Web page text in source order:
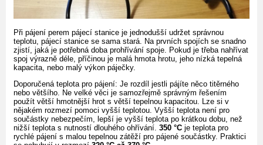
Při pájení perem pájecí stanice je jednodušší udržet správnou
teplotu, pájecí stanice se sama stará. Na prvních spojích se snadno
zjistí, jaká je potřebná doba prohřívání spoje. Pokud je třeba nahřívat
spoj výrazně déle, příčinou je malá hmota hrotu, jeho nízká tepelná
kapacita, nebo malý výkon páječky.
Doporučená teplota pro pájení: Je rozdíl jestli pájíte něco titěrného
nebo většího. Ne velké věci je samozřejmě správným řešením
použít větší hmotnější hrot s větší tepelnou kapacitou. Lze si v
nějakém rozmezí pomoci vyšší teplotou. Vyšší teplota není pro
součástky nebezpečím, lepší je vyšší teplota po krátkou dobu, než
nižší teplota s nutností dlouhého ohřívání. 350 °C je teplota pro
rychlé pájení s malou tepelnou zátěží pro pájené součástky. Praktici